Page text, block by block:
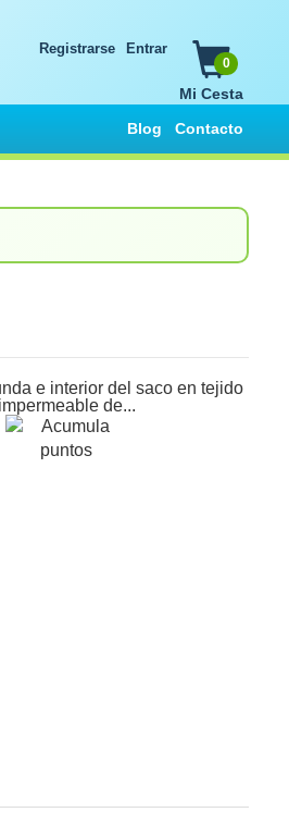
0
Mi Cesta
Registrarse Entrar
Contacto
Blog
e interior del saco en tejido
de...